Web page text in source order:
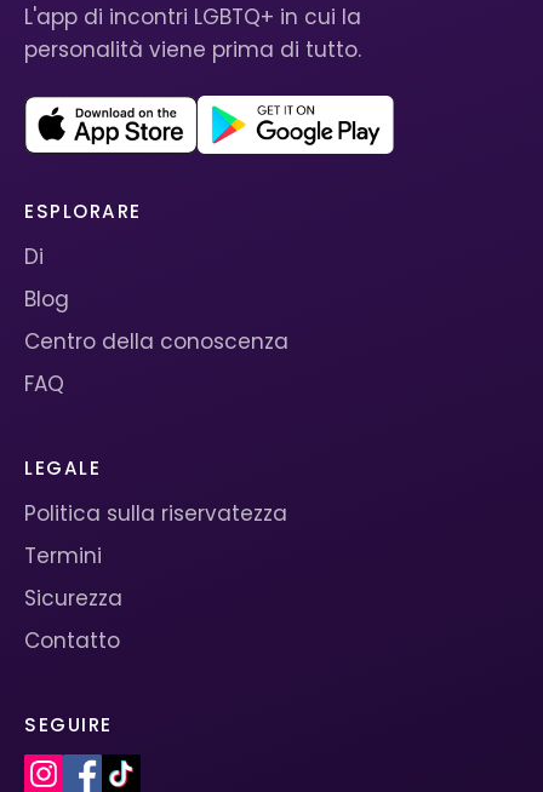
L'app di incontri LGBTQ+ in cui la
personalità viene prima di tutto.
ESPLORARE
Di
Blog
Centro della conoscenza
FAQ
LEGALE
Politica sulla riservatezza
Termini
Sicurezza
Contatto
SEGUIRE